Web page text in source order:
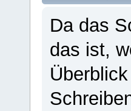
Da das
das ist,